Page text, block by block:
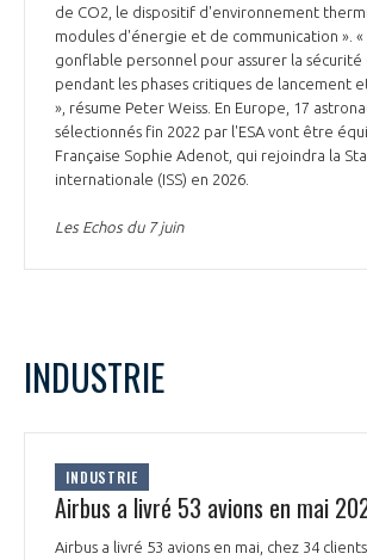
de CO2, le dispositif d'environnement
modules d'énergie et de communication ».
gonflable personnel pour assurer la
pendant les phases critiques de lancement
», résume Peter Weiss. En Europe, 17
sélectionnés fin 2022 par l'ESA vont être
Française Sophie Adenot, qui rejoindra la
internationale (ISS) en 2026.
Les Echos du 7 juin
INDUSTRIE
INDUSTRIE
Airbus a livré 53 avions en mai
Airbus a livré 53 avions en mai, chez 34